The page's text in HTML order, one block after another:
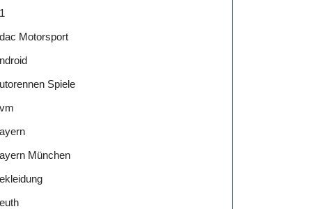
Motorsport
Spiele
München